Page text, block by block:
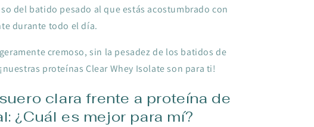
del batido pesado al que estás acostumbrado con
durante todo el día.
cremoso, sin la pesadez de los batidos de
proteínas Clear Whey Isolate son para ti!
clara frente a proteína de
¿Cuál es mejor para mí?